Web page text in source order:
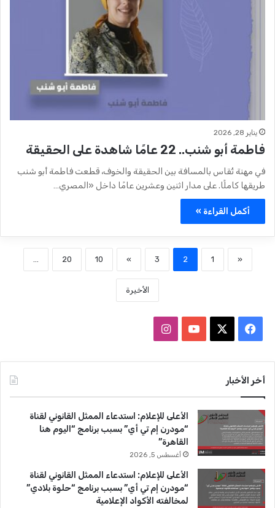
يناير 28, 2026
فاطمة أبو شنب.. 22 عامًا شاهدة على الحقيقة
في مهنة تُقاس بالمسافة بين الحقيقة والخوف، قطعت فاطمة أبو شنب
طريقها كاملًا. على مدار اثنين وعشرين عامًا داخل «المصري…
أكمل القراءة »
«
1
2
3
»
10
20
الأخيرة
س
ب
و
ك
u
T
u
b
e
ت
ق
ا
م
أخر الأخبار
الأعلى للإعلام: استدعاء الممثل القانوني لقناة
“مودرن إم تي أي” بسبب برنامج “اليوم هنا
القاهرة”
أغسطس 5, 2026
الأعلى للإعلام: استدعاء الممثل القانوني لقناة
“مودرن إم تي أي” بسبب برنامج “حلوة بلادي”
لمخالفته الأكواد الإعلامية